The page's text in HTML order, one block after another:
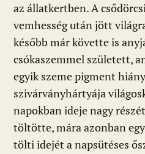
az állatkertben. A
vemhesség után jött
később már követte is
csókaszemmel született,
egyik szeme pigment
szivárványhártyája
napokban ideje nagy
töltötte, mára azonban
tölti idejét a napsütéses